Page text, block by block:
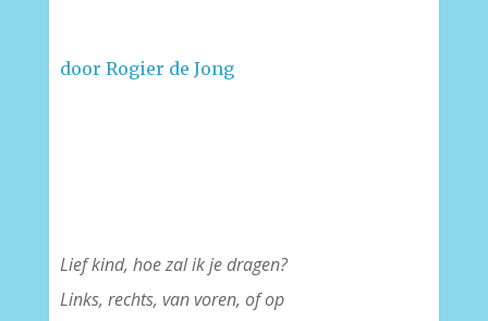
door Rogier de Jong
Lief kind, hoe zal ik je dragen?
Links, rechts, van voren, of op